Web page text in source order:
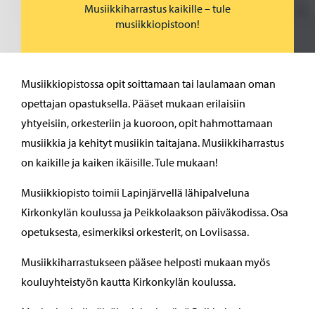
Musiikkiharrastus kaikille – tule
musiikkiopistoon!
Musiikkiopistossa opit soittamaan tai laulamaan oman
opettajan opastuksella. Pääset mukaan erilaisiin
yhtyeisiin, orkesteriin ja kuoroon, opit hahmottamaan
musiikkia ja kehityt musiikin taitajana. Musiikkiharrastus
on kaikille ja kaiken ikäisille. Tule mukaan!
Musiikkiopisto toimii Lapinjärvellä lähipalveluna
Kirkonkylän koulussa ja Peikkolaakson päiväkodissa. Osa
opetuksesta, esimerkiksi orkesterit, on Loviisassa.
Musiikkiharrastukseen pääsee helposti mukaan myös
kouluyhteistyön kautta Kirkonkylän koulussa.